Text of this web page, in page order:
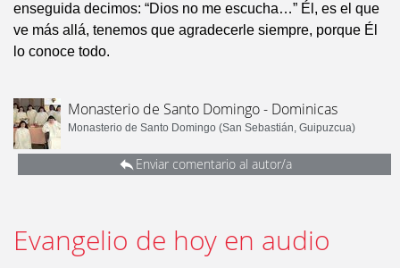
enseguida decimos: “Dios no me escucha…” Él, es el que
ve más allá, tenemos que agradecerle siempre, porque Él
lo conoce todo.
Monasterio de Santo Domingo - Dominicas
Monasterio de Santo Domingo (San Sebastián, Guipuzcua)
Enviar comentario al autor/a
Evangelio de hoy en audio